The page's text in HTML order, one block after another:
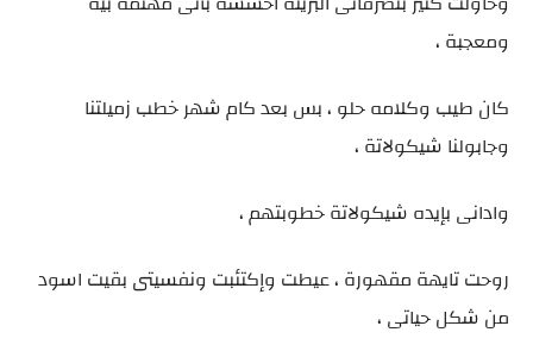
ومعجبة ،
كان طيب وكلامه حلو ، بس بعد كام شهر خطب زميلتنا
وجابولنا شيكولاتة ،
وادانى بإيده شيكولاتة خطوبتهم ،
روحت تايهة مقهورة ، عيطت وإكتئبت ونفسيتى بقيت اسود
من شكل حياتى ،